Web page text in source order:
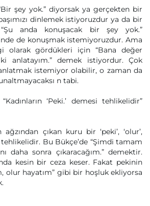
şey yok.” diyorsak ya gerçekten bir
dinlemek istiyoruzdur ya da bir
anda konuşacak bir şey yok.”
de konuşmak istemiyoruzdur. Ama
olarak gördükleri için “Bana değer
anlatayım.” demek istiyordur. Çok
istemiyor olabilir, o zaman da
n tabi.
‘Peki.’ demesi tehlikelidir”
çıkan kuru bir ‘peki’, ‘olur’,
tehlikelidir. Bu Bükçe’de “Şimdi tamam
daha sonra çıkaracağım.” demektir.
kesin bir ceza keser. Fakat pekinin
olur hayatım” gibi bir hoşluk ekliyorsa